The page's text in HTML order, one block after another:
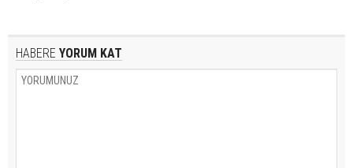
HABERE YORUM KAT